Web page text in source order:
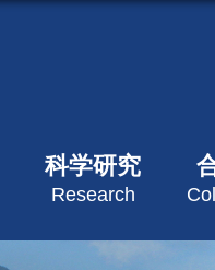
科学研究
Research